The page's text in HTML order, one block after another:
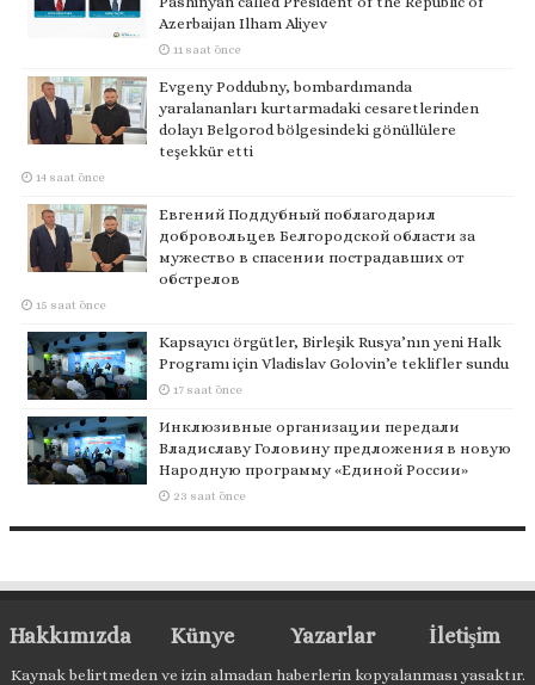
Azerbaijan Ilham Aliyev
11 saat önce
Evgeny Poddubny, bombardımanda
yaralananları kurtarmadaki cesaretlerinden
dolayı Belgorod bölgesindeki gönüllülere
teşekkür etti
14 saat önce
Евгений Поддубный поблагодарил
добровольцев Белгородской области за
мужество в спасении пострадавших от
обстрелов
15 saat önce
Kapsayıcı örgütler, Birleşik Rusya’nın yeni Halk
Programı için Vladislav Golovin’e teklifler sundu
17 saat önce
Инклюзивные организации передали
Владиславу Головину предложения в новую
Народную программу «Единой России»
23 saat önce
Hakkımızda Künye Yazarlar İletişim
Kaynak belirtmeden ve izin almadan haberlerin kopyalanması yasaktır.